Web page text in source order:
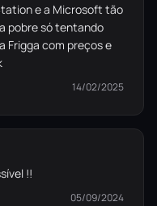
e a Microsoft tão
pobre só tentando
Frigga com preços e
14/02/2025
!!
05/09/2024